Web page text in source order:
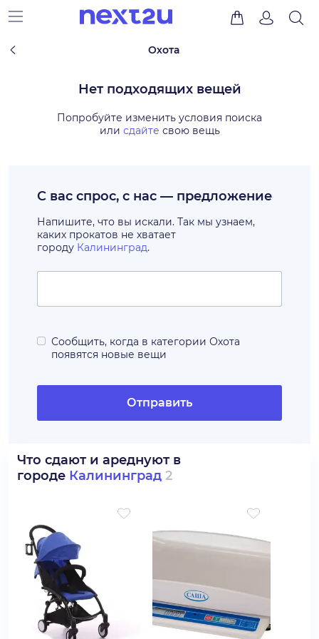
Охота
Нет подходящих вещей
Попробуйте изменить условия поиска
или сдайте свою вещь
С вас спрос, с нас — предложение
Напишите, что вы искали. Так мы узнаем,
каких прокатов не хватает
городу Калининград.
Сообщить, когда в категории Охота
появятся новые вещи
Отправить
Что сдают и ареднуют в
городе Калининград 2